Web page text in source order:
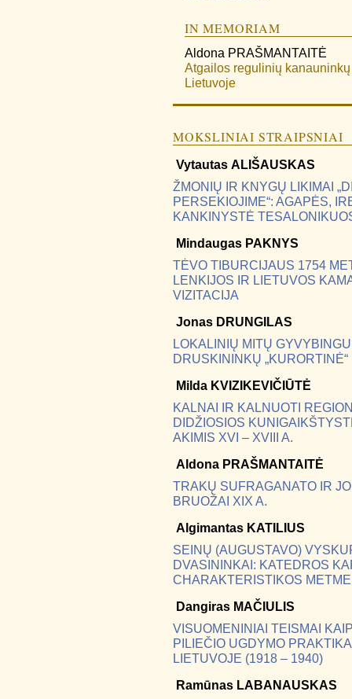
IN MEMORIAM
Aldona PRAŠMANTAITĖ
Atgailos regulinių
Lietuvoje
MOKSLINIAI STRAIPSNIAI
Vytautas ALIŠAUSKAS
ŽMONIŲ IR KNYGŲ LIKIMAI
PERSEKIOJIME“: AGAPĖS,
KANKINYSTĖ
Mindaugas PAKNYS
TĖVO TIBURCIJAUS 1754
LENKIJOS IR LIETUVOS
VIZITACIJA
Jonas DRUNGILAS
LOKALINIŲ MITŲ
DRUSKININKŲ
Milda KVIZIKEVIČIŪTĖ
KALNAI IR KALNUOTI
DIDŽIOSIOS
AKIMIS XVI – XVIII A.
Aldona PRAŠMANTAITĖ
TRAKŲ SUFRAGANATO IR
BRUOŽAI XIX A.
Algimantas KATILIUS
SEINŲ (AUGUSTAVO)
DVASININKAI: KATEDROS
CHARAKTERISTIKOS
Dangiras MAČIULIS
VISUOMENINIAI TEISMAI
PILIEČIO UGDYMO
LIETUVOJE (1918 – 1940)
Ramūnas LABANAUSKAS